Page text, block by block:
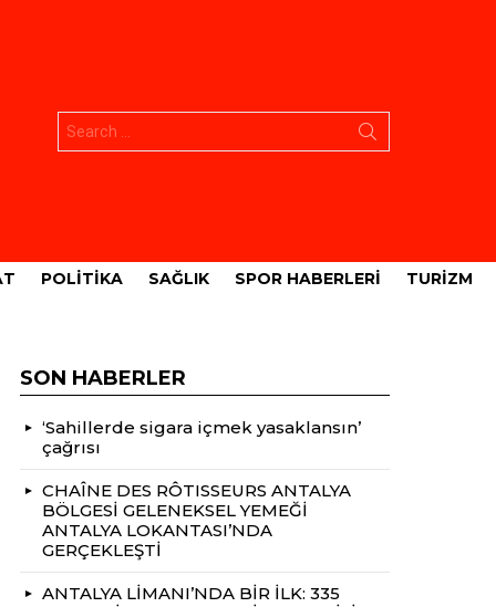
POLITIKA SAĞLIK SPOR HABERLERI TURIZM
SON HABERLER
‘Sahillerde sigara içmek yasaklansın’
çağrısı
CHAÎNE DES RÔTISSEURS ANTALYA
BÖLGESİ GELENEKSEL YEMEĞİ
ANTALYA LOKANTASI’NDA
GERÇEKLEŞTİ
ANTALYA LİMANI’NDA BİR İLK: 335